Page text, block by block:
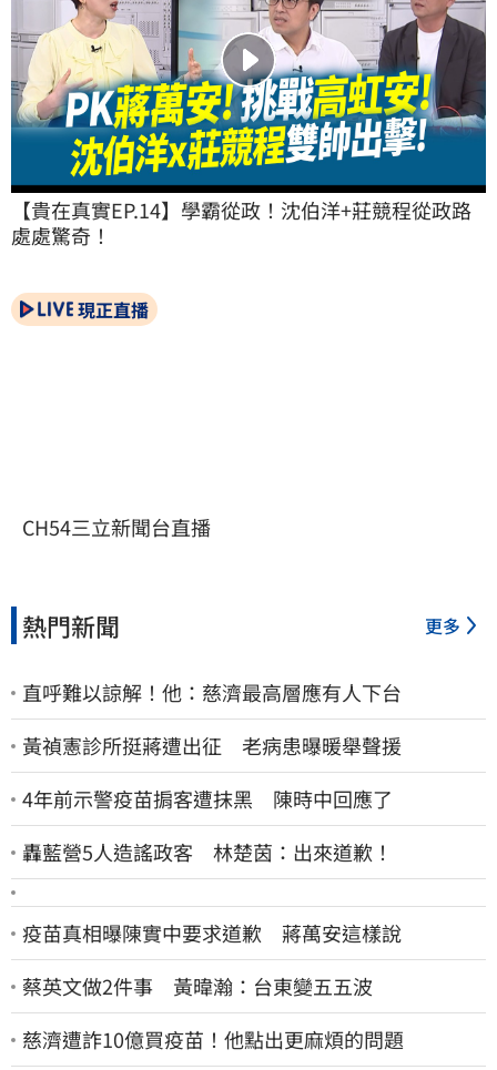
【貴在真實EP.14】學霸從政！沈伯洋+莊競程從政路
處處驚奇！
現正直播
CH54三立新聞台直播
熱門新聞 更多
直呼難以諒解！他：慈濟最高層應有人下台
黃禎憲診所挺蔣遭出征 老病患曝暖舉聲援
4年前示警疫苗掮客遭抹黑 陳時中回應了
轟藍營5人造謠政客 林楚茵：出來道歉！
疫苗真相曝陳實中要求道歉 蔣萬安這樣說
蔡英文做2件事 黃暐瀚：台東變五五波
慈濟遭詐10億買疫苗！他點出更麻煩的問題